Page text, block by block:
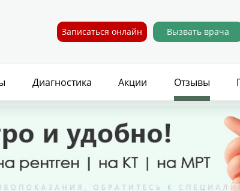
Записаться онлайн Вызвать врача
Диагностика Акции Отзывы